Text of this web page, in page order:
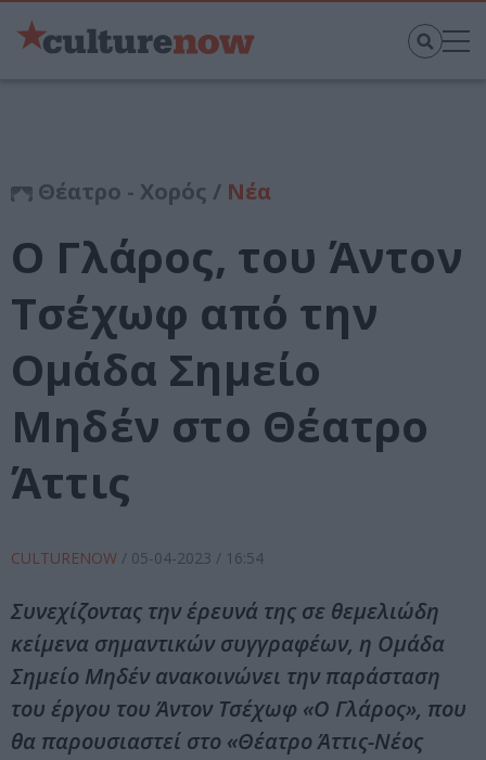
Θέατρο - Χορός / Νέα
Ο Γλάρος, του Άντoν
Τσέχωφ από την
Ομάδα Σημείο
Μηδέν στο Θέατρο
Άττις
CULTURENOW / 05-04-2023 / 16:54
Συνεχίζοντας την έρευνά της σε θεμελιώδη
κείμενα σημαντικών συγγραφέων, η Ομάδα
Σημείο Μηδέν ανακοινώνει την παράσταση
του έργου του Άντoν Τσέχωφ «Ο Γλάρος», που
θα παρουσιαστεί στο «Θέατρο Άττις-Νέος